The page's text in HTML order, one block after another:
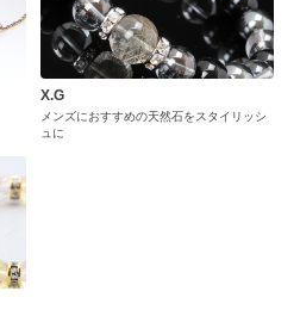
X.G
メンズにおすすめの天然石をスタイリッシ
ュに